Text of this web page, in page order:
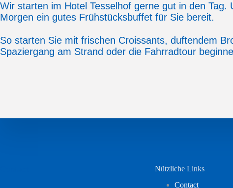
Wir starten im Hotel Tesselhof gerne gut in den
Morgen ein gutes Frühstücksbuffet für Sie bereit.
So starten Sie mit frischen Croissants, duftendem
Spaziergang am Strand oder die Fahrradtour
Nützliche Links
Contact